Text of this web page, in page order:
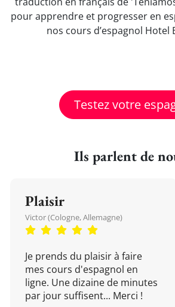
pour apprendre et progresser en
nos cours d’espagnol Hotel
Testez votre
Ils parlent de
Plaisir
Victor (Cologne, Allemagne)
Je prends du plaisir à faire
mes cours d'espagnol en
ligne. Une dizaine de minutes
par jour suffisent... Merci !